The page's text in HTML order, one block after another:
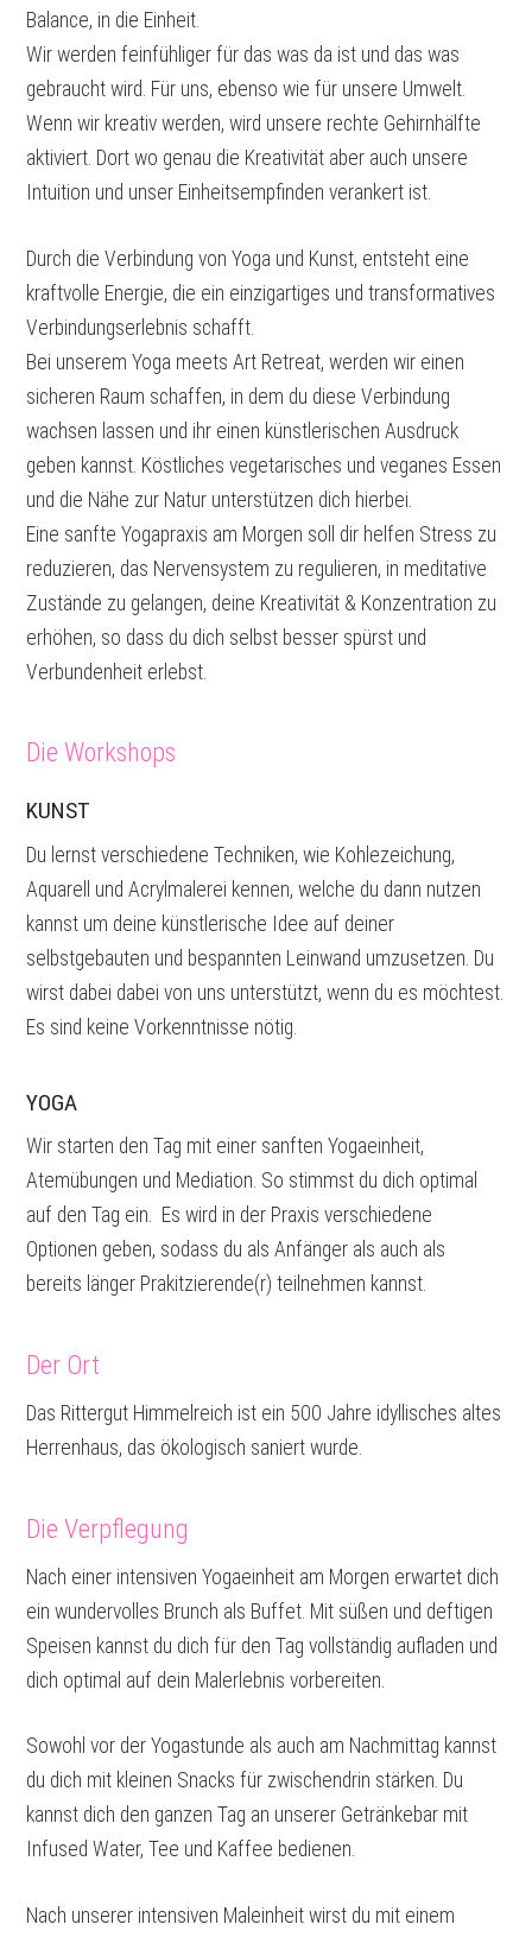
Balance, in die Einheit.
Wir werden feinfühliger für das was da ist und das was
gebraucht wird. Für uns, ebenso wie für unsere Umwelt.
Wenn wir kreativ werden, wird unsere rechte Gehirnhälfte
aktiviert. Dort wo genau die Kreativität aber auch unsere
Intuition und unser Einheitsempfinden verankert ist.
Durch die Verbindung von Yoga und Kunst, entsteht eine
kraftvolle Energie, die ein einzigartiges und transformatives
Verbindungserlebnis schafft.
Bei unserem Yoga meets Art Retreat, werden wir einen
sicheren Raum schaffen, in dem du diese Verbindung
wachsen lassen und ihr einen künstlerischen Ausdruck
geben kannst. Köstliches vegetarisches und veganes Essen
und die Nähe zur Natur unterstützen dich hierbei.
Eine sanfte Yogapraxis am Morgen soll dir helfen Stress zu
reduzieren, das Nervensystem zu regulieren, in meditative
Zustände zu gelangen, deine Kreativität & Konzentration zu
erhöhen, so dass du dich selbst besser spürst und
Verbundenheit erlebst.
Die Workshops
KUNST
Du lernst verschiedene Techniken, wie Kohlezeichung,
Aquarell und Acrylmalerei kennen, welche du dann nutzen
kannst um deine künstlerische Idee auf deiner
selbstgebauten und bespannten Leinwand umzusetzen. Du
wirst dabei dabei von uns unterstützt, wenn du es möchtest.
Es sind keine Vorkenntnisse nötig.
YOGA
Wir starten den Tag mit einer sanften Yogaeinheit,
Atemübungen und Mediation. So stimmst du dich optimal
auf den Tag ein. Es wird in der Praxis verschiedene
Optionen geben, sodass du als Anfänger als auch als
bereits länger Prakitzierende(r) teilnehmen kannst.
Der Ort
Das Rittergut Himmelreich ist ein 500 Jahre idyllisches altes
Herrenhaus, das ökologisch saniert wurde.
Die Verpflegung
Nach einer intensiven Yogaeinheit am Morgen erwartet dich
ein wundervolles Brunch als Buffet. Mit süßen und deftigen
Speisen kannst du dich für den Tag vollständig aufladen und
dich optimal auf dein Malerlebnis vorbereiten.
Sowohl vor der Yogastunde als auch am Nachmittag kannst
du dich mit kleinen Snacks für zwischendrin stärken. Du
kannst dich den ganzen Tag an unserer Getränkebar mit
Infused Water, Tee und Kaffee bedienen.
Nach unserer intensiven Maleinheit wirst du mit einem